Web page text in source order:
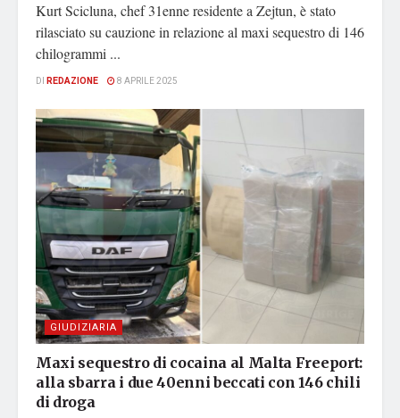
Kurt Scicluna, chef 31enne residente a Zejtun, è stato
rilasciato su cauzione in relazione al maxi sequestro di 146
chilogrammi ...
DI REDAZIONE 8 APRILE 2025
GIUDIZIARIA
Maxi sequestro di cocaina al Malta Freeport:
alla sbarra i due 40enni beccati con 146 chili
di droga